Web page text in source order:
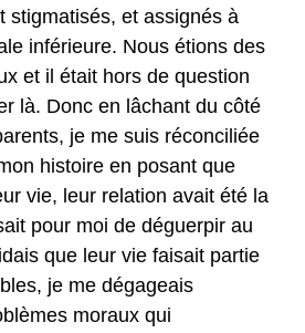
stigmatisés, et assignés à
inférieure. Nous étions des
et il était hors de question
là. Donc en lâchant du côté
je me suis réconciliée
histoire en posant que
vie, leur relation avait été la
pour moi de déguerpir au
que leur vie faisait partie
je me dégageais
moraux qui